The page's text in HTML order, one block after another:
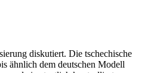
diskutiert. Die tschechische
ähnlich dem deutschen Modell